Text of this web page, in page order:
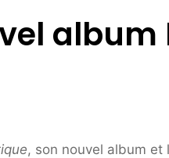
, son nouvel album